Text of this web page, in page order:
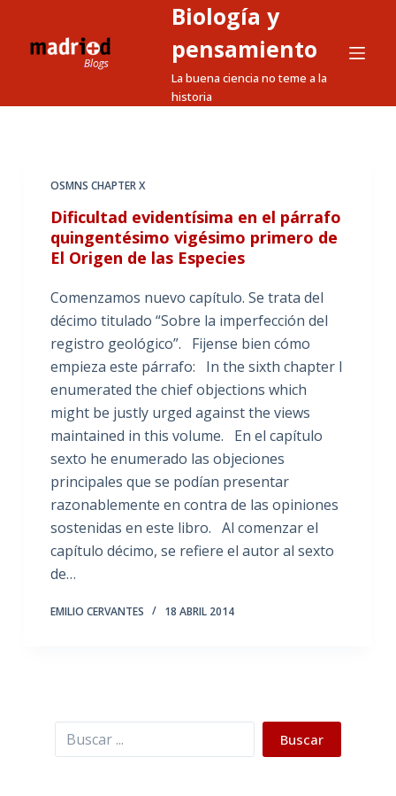
a
Biología y
pensamiento
La buena ciencia no teme a la
historia
OSMNS CHAPTER X
Dificultad evidentísima en el párrafo
quingentésimo vigésimo primero de
El Origen de las Especies
Comenzamos nuevo capítulo. Se trata del
décimo titulado “Sobre la imperfección del
registro geológico”. Fijense bien cómo
empieza este párrafo: In the sixth chapter I
enumerated the chief objections which
might be justly urged against the views
maintained in this volume. En el capítulo
sexto he enumerado las objeciones
principales que se podían presentar
razonablemente en contra de las opiniones
sostenidas en este libro. Al comenzar el
capítulo décimo, se refiere el autor al sexto
de…
EMILIO CERVANTES 18 ABRIL 2014
Buscar Buscar